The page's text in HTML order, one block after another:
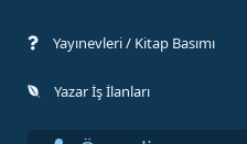
Yayınevleri / Kitap Basımı
Yazar İş İlanları